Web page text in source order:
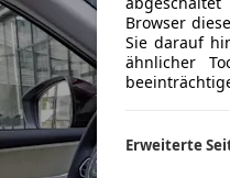
Browser
Sie darauf
ähnlicher
Erweiterte